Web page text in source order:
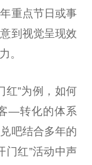
重点节日或事
到视觉呈现效
。
红”为例，如何
—转化的体系
吧结合多年的
门红”活动中声